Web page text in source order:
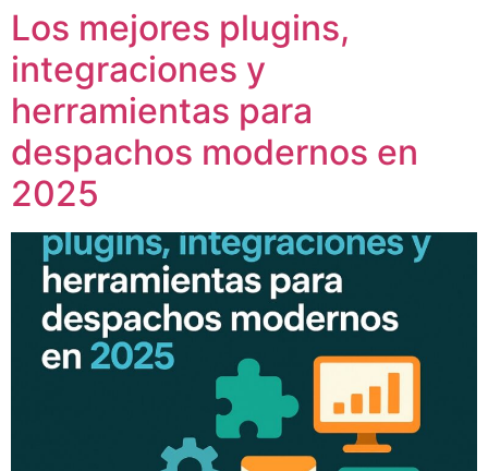
Los mejores plugins,
integraciones y
herramientas para
despachos modernos en
2025